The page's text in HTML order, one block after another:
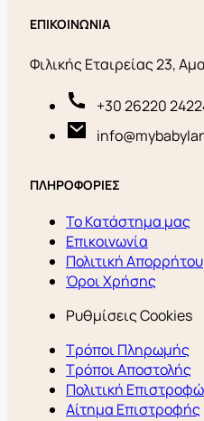
ΕΠΙΚΟΙΝΩΝΙΑ
Φιλικής Εταιρείας 23,
+30 26220
ΠΛΗΡΟΦΟΡΙΕΣ
Το Κατάστημα μας
Επικοινωνία
Πολιτική Απορρήτου
Όροι Χρήσης
Ρυθμίσεις Cookies
Τρόποι Πληρωμής
Τρόποι Αποστολής
Πολιτική
Αίτημα Επιστροφής